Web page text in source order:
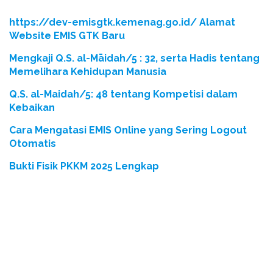
https://dev-emisgtk.kemenag.go.id/ Alamat
Website EMIS GTK Baru
Mengkaji Q.S. al-Māidah/5 : 32, serta Hadis tentang
Memelihara Kehidupan Manusia
Q.S. al-Maidah/5: 48 tentang Kompetisi dalam
Kebaikan
Cara Mengatasi EMIS Online yang Sering Logout
Otomatis
Bukti Fisik PKKM 2025 Lengkap